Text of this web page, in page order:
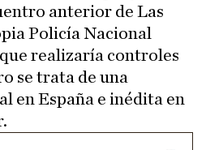
anterior de Las
Policía Nacional
realizaría controles
se trata de una
en España e inédita en